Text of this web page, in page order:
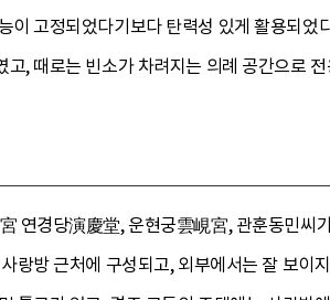
이 고정되었다기보다 탄력성 있게 활용되
고, 때로는 빈소가 차려지는 의례 공간으로
연경당演慶堂, 운현궁雲峴宮, 관훈동민
랑방 근처에 구성되고, 외부에서는 잘 보